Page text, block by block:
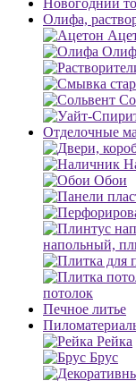
Новогодний
Олифа,
Отделочные
Обои
напольный,
потолок
Печное литье
Рейка
Брус